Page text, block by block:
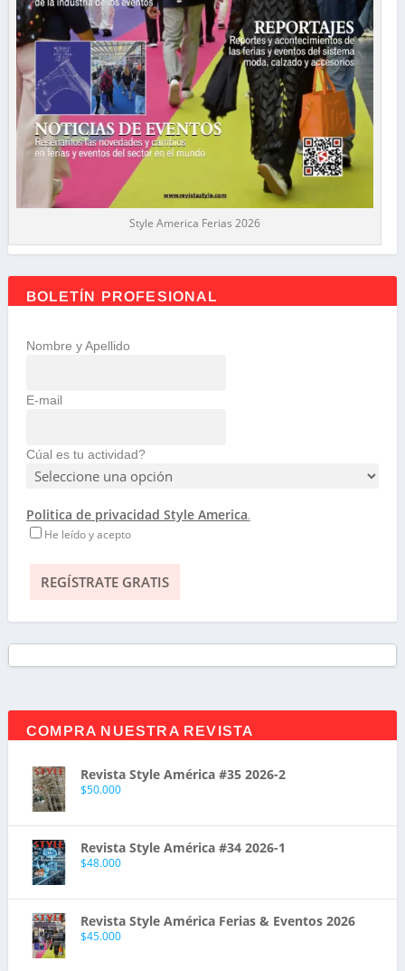
Style America Ferias 2026
BOLETÍN PROFESIONAL
Nombre y Apellido
E-mail
Cúal es tu actividad?
Politica de privacidad Style America.
He leído y acepto
COMPRA NUESTRA REVISTA
Revista Style América #35 2026-2
$50.000
Revista Style América #34 2026-1
$48.000
Revista Style América Ferias & Eventos 2026
$45.000